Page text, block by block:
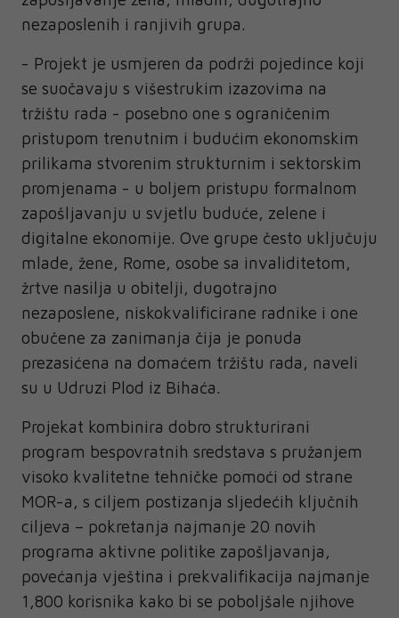
nezaposlenih i ranjivih grupa.
- Projekt je usmjeren da podrži pojedince koji
se suočavaju s višestrukim izazovima na
tržištu rada - posebno one s ograničenim
pristupom trenutnim i budućim ekonomskim
prilikama stvorenim strukturnim i sektorskim
promjenama - u boljem pristupu formalnom
zapošljavanju u svjetlu buduće, zelene i
digitalne ekonomije. Ove grupe često uključuju
mlade, žene, Rome, osobe sa invaliditetom,
žrtve nasilja u obitelji, dugotrajno
nezaposlene, niskokvalificirane radnike i one
obučene za zanimanja čija je ponuda
prezasićena na domaćem tržištu rada, naveli
su u Udruzi Plod iz Bihaća.
Projekat kombinira dobro strukturirani
program bespovratnih sredstava s pružanjem
visoko kvalitetne tehničke pomoći od strane
MOR-a, s ciljem postizanja sljedećih ključnih
ciljeva – pokretanja najmanje 20 novih
programa aktivne politike zapošljavanja,
povećanja vještina i prekvalifikacija najmanje
1,800 korisnika kako bi se poboljšale njihove